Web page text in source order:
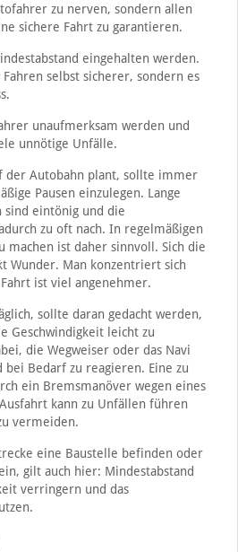
zu nerven, sondern allen
sichere Fahrt zu garantieren.
eingehalten werden.
selbst sicherer, sondern es
unaufmerksam werden und
unnötige Unfälle.
der Autobahn plant, sollte immer
Pausen einzulegen. Lange
sind eintönig und die
zu oft nach. In regelmäßigen
machen ist daher sinnvoll. Sich die
Wunder. Man konzentriert sich
ist viel angenehmer.
sollte daran gedacht werden,
Geschwindigkeit leicht zu
die Wegweiser oder das Navi
bei Bedarf zu reagieren. Eine zu
ein Bremsmanöver wegen eines
kann zu Unfällen führen
vermeiden.
eine Baustelle befinden oder
gilt auch hier: Mindestabstand
verringern und das